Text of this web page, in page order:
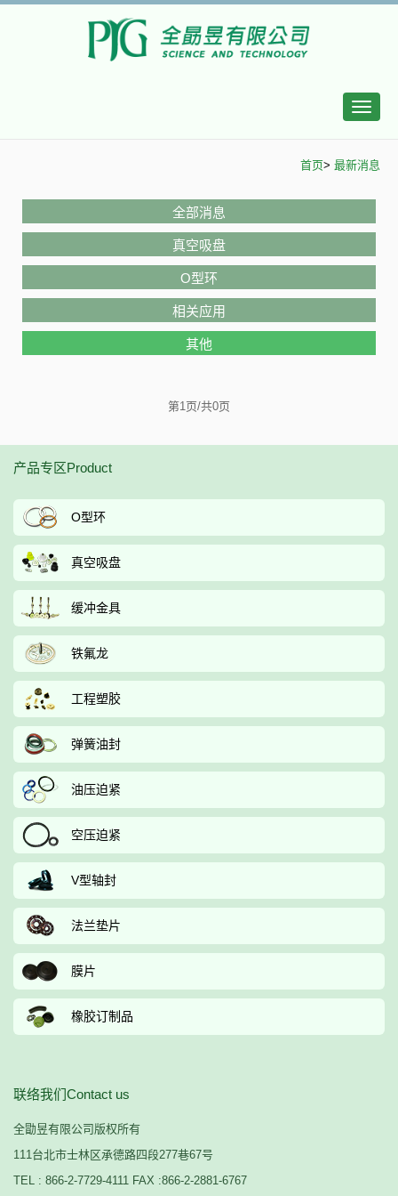
Toggle
首页> 最新消息
全部消息
真空吸盘
O型环
相关应用
其他
第1页/共0页
产品专区Product
O型环
真空吸盘
缓冲金具
铁氟龙
工程塑胶
弹簧油封
油压迫紧
空压迫紧
V型轴封
法兰垫片
膜片
橡胶订制品
联络我们Contact us
全勖昱有限公司版权所有
111台北市士林区承德路四段277巷67号
TEL : 866-2-7729-4111 FAX :866-2-2881-6767